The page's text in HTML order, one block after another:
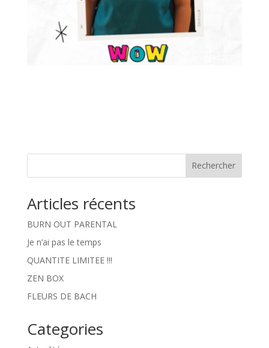
Rechercher
Articles récents
BURN OUT PARENTAL
Je n’ai pas le temps
QUANTITE LIMITEE !!!
ZEN BOX
FLEURS DE BACH
Categories